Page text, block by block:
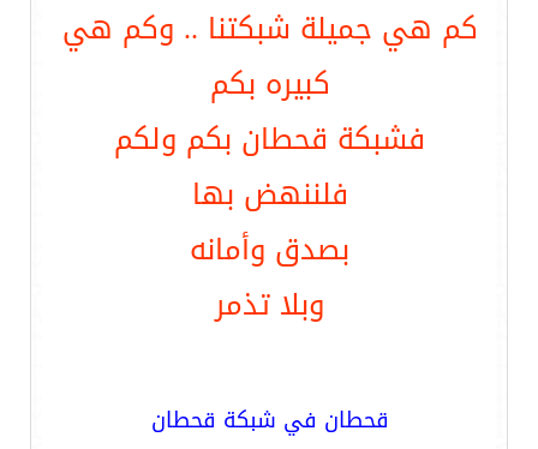
كم هي جميلة شبكتنا .. وكم هي
كبيره بكم
فشبكة قحطان بكم ولكم
فلننهض بها
بصدق وأمانه
وبلا تذمر
قحطان في شبكة قحطان